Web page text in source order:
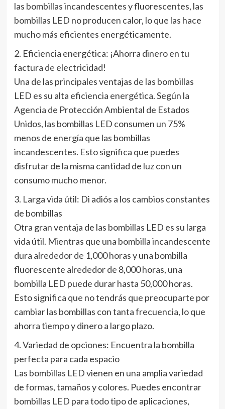
las bombillas incandescentes y fluorescentes, las
bombillas LED no producen calor, lo que las hace
mucho más eficientes energéticamente.
2. Eficiencia energética: ¡Ahorra dinero en tu
factura de electricidad!
Una de las principales ventajas de las bombillas
LED es su alta eficiencia energética. Según la
Agencia de Protección Ambiental de Estados
Unidos, las bombillas LED consumen un 75%
menos de energía que las bombillas
incandescentes. Esto significa que puedes
disfrutar de la misma cantidad de luz con un
consumo mucho menor.
3. Larga vida útil: Di adiós a los cambios constantes
de bombillas
Otra gran ventaja de las bombillas LED es su larga
vida útil. Mientras que una bombilla incandescente
dura alrededor de 1,000 horas y una bombilla
fluorescente alrededor de 8,000 horas, una
bombilla LED puede durar hasta 50,000 horas.
Esto significa que no tendrás que preocuparte por
cambiar las bombillas con tanta frecuencia, lo que
ahorra tiempo y dinero a largo plazo.
4. Variedad de opciones: Encuentra la bombilla
perfecta para cada espacio
Las bombillas LED vienen en una amplia variedad
de formas, tamaños y colores. Puedes encontrar
bombillas LED para todo tipo de aplicaciones,